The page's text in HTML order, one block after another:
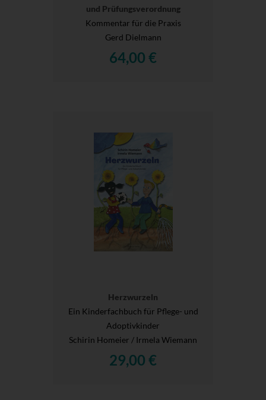
und Prüfungsverordnung
Kommentar für die Praxis
Gerd Dielmann
64,00 €
Herzwurzeln
Ein Kinderfachbuch für Pflege- und
Adoptivkinder
Schirin Homeier / Irmela Wiemann
29,00 €